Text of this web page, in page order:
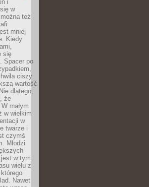
i
w
też
mniej
Kiedy
się
Spacer po
ciszy
wartość
dlatego,
że
małym
w wielkim
w
twarze i
czymś
Młodzi
w tym
wielu z
Nawet